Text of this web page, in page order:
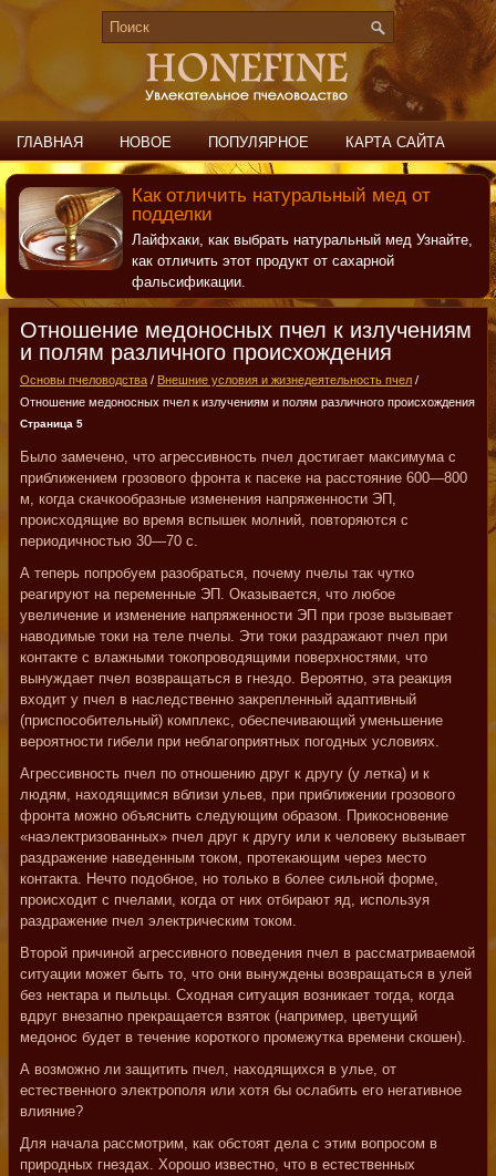
ГЛАВНАЯ НОВОЕ ПОПУЛЯРНОЕ КАРТА САЙТА
ПОИСК КОНТАКТЫ
Как отличить натуральный мед от
подделки
Лайфхаки, как выбрать натуральный мед Узнайте,
как отличить этот продукт от сахарной
фальсификации.
Отношение медоносных пчел к излучениям
и полям различного происхождения
Основы пчеловодства / Внешние условия и жизнедеятельность пчел /
Отношение медоносных пчел к излучениям и полям различного происхождения
Страница 5
Было замечено, что агрессивность пчел достигает максимума с
приближением грозового фронта к пасеке на расстояние 600—800
м, когда скачкообразные изменения напряженности ЭП,
происходящие во время вспышек молний, повторяются с
периодичностью 30—70 с.
А теперь попробуем разобраться, почему пчелы так чутко
реагируют на переменные ЭП. Оказывается, что любое
увеличение и изменение напряженности ЭП при грозе вызывает
наводимые токи на теле пчелы. Эти токи раздражают пчел при
контакте с влажными токопроводящими поверхностями, что
вынуждает пчел возвращаться в гнездо. Вероятно, эта реакция
входит у пчел в наследственно закрепленный адаптивный
(приспособительный) комплекс, обеспечивающий уменьшение
вероятности гибели при неблагоприятных погодных условиях.
Агрессивность пчел по отношению друг к другу (у летка) и к
людям, находящимся вблизи ульев, при приближении грозового
фронта можно объяснить следующим образом. Прикосновение
«наэлектризованных» пчел друг к другу или к человеку вызывает
раздражение наведенным током, протекающим через место
контакта. Нечто подобное, но только в более сильной форме,
происходит с пчелами, когда от них отбирают яд, используя
раздражение пчел электрическим током.
Второй причиной агрессивного поведения пчел в рассматриваемой
ситуации может быть то, что они вынуждены возвращаться в улей
без нектара и пыльцы. Сходная ситуация возникает тогда, когда
вдруг внезапно прекращается взяток (например, цветущий
медонос будет в течение короткого промежутка времени скошен).
А возможно ли защитить пчел, находящихся в улье, от
естественного электрополя или хотя бы ослабить его негативное
влияние?
Для начала рассмотрим, как обстоят дела с этим вопросом в
природных гнездах. Хорошо известно, что в естественных